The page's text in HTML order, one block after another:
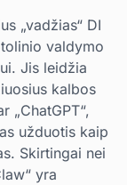
„vadžias“ DI
valdymo
Jis leidžia
kalbos
„ChatGPT“,
užduotis kaip
Skirtingai nei
yra